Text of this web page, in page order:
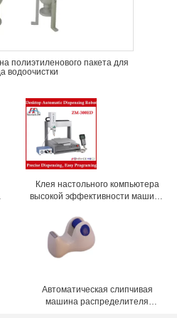
полиэтиленового пакета для
водоочистки
Клея настольного компьютера
высокой эффективности машина
распределяя с наилучшим
предложением
Автоматическая слипчивая
машина распределителя